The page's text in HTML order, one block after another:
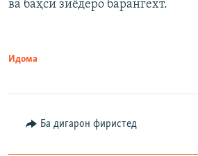
ва баҳси зиёдеро барангехт.
Идома
Ба дигарон фиристед